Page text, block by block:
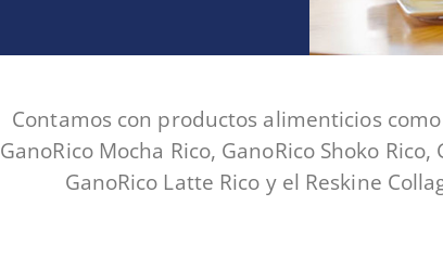
Contamos con productos alimenticios
GanoRico Mocha Rico, GanoRico Shoko Rico,
GanoRico Latte Rico y el Reskine